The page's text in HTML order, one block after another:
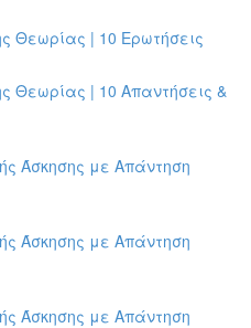
Θεωρίας | 10 Ερωτήσεις
Θεωρίας | 10 Απαντήσεις &
Άσκησης με Απάντηση
Άσκησης με Απάντηση
Άσκησης με Απάντηση